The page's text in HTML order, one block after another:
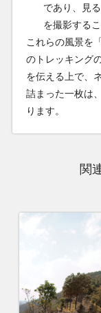
であり、見
を撮影する
これらの風景を
のトレッキング
を伝える上で、
詰まった一枚は
ります。
関